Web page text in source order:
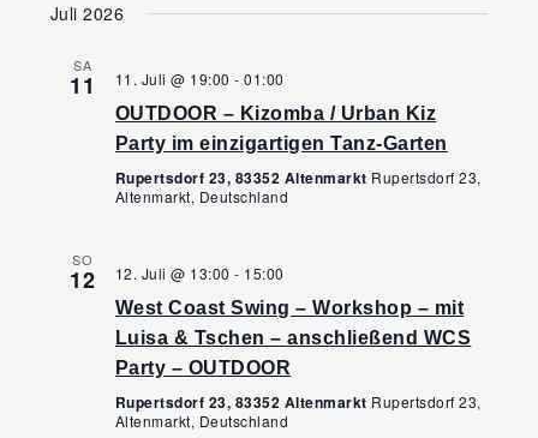
Juli 2026
SA
11 11. Juli @ 19:00 -01:00
OUTDOOR – Kizomba / Urban Kiz
Party im einzigartigen Tanz-Garten
Rupertsdorf 23, 83352 Altenmarkt Rupertsdorf 23,
Altenmarkt, Deutschland
SO
12 12. Juli @ 13:00 - 15:00
West Coast Swing – Workshop – mit
Luisa & Tschen – anschließend WCS
Party – OUTDOOR
Rupertsdorf 23, 83352 Altenmarkt Rupertsdorf 23,
Altenmarkt, Deutschland